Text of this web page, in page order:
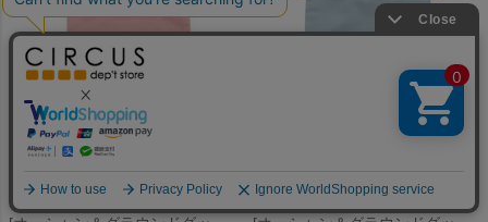
オーシャン＆グラウンドグッズ オーシャン＆グラウンドグッズ
何かお探しですか？